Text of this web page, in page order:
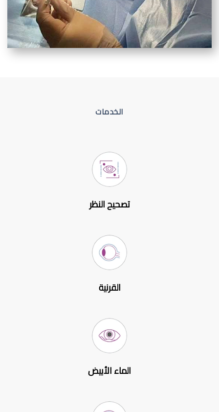
الخدمات
تصحيح النظر
القرنية
الماء الأبيض